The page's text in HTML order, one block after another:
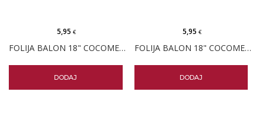
FOLIJA BALON 18" COCOMELON
5,95€
DODAJ
FOLIJA BALON 18" COCOMELON BUS
5,95 €
DODAJ